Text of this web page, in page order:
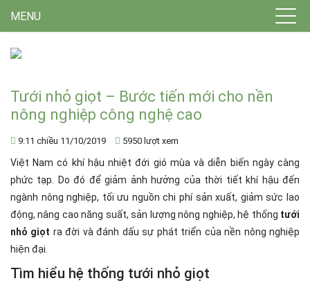
MENU
Tưới nhỏ giọt – Bước tiến mới cho nền
nông nghiệp công nghệ cao
9:11 chiều 11/10/2019 5950 lượt xem
Việt Nam có khí hậu nhiệt đới gió mùa và diễn biến ngày càng
phức tạp. Do đó để giảm ảnh hưởng của thời tiết khí hậu đến
ngành nông nghiệp, tối ưu nguồn chi phí sản xuất, giảm sức lao
động, nâng cao năng suất, sản lượng nông nghiệp, hệ thống tưới
nhỏ giọt ra đời và đánh dấu sự phát triển của nền nông nghiệp
hiện đại.
Tìm hiểu hệ thống tưới nhỏ giọt